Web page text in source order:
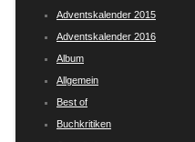
Adventskalender 2015
Adventskalender 2016
Album
Allgemein
Best of
Buchkritiken